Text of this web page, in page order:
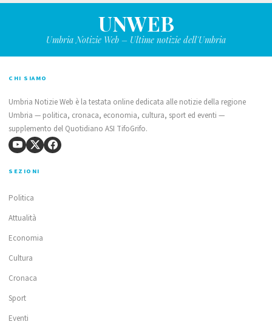
UNWEB
Umbria Notizie Web – Ultime notizie dell'Umbria
CHI SIAMO
Umbria Notizie Web è la testata online dedicata alle notizie della regione
Umbria — politica, cronaca, economia, cultura, sport ed eventi —
supplemento del Quotidiano ASI TifoGrifo.
SEZIONI
Politica
Attualità
Economia
Cultura
Cronaca
Sport
Eventi